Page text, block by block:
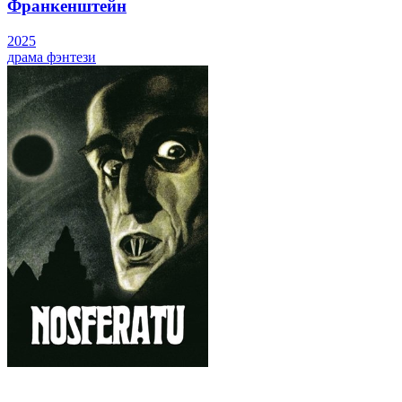
Франкенштейн
2025
драма фэнтези